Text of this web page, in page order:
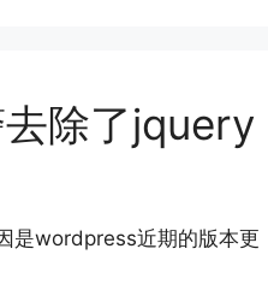
除了jquery
是wordpress近期的版本更